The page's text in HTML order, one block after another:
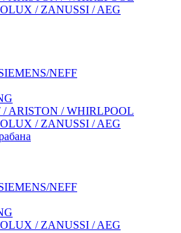
/ ZANUSSI / AEG
NEFF
/ ARISTON / WHIRLPOOL
/ ZANUSSI / AEG
NEFF
/ ZANUSSI / AEG